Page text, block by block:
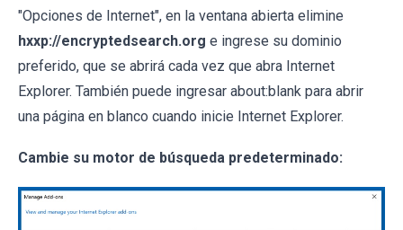
"Opciones de Internet", en la ventana abierta elimine
hxxp://encryptedsearch.org e ingrese su dominio
preferido, que se abrirá cada vez que abra Internet
Explorer. También puede ingresar about:blank para abrir
una página en blanco cuando inicie Internet Explorer.
Cambie su motor de búsqueda predeterminado: